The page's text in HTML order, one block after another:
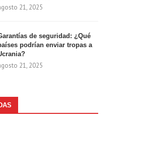
21, 2025
de seguridad: ¿Qué
podrían enviar tropas a
21, 2025